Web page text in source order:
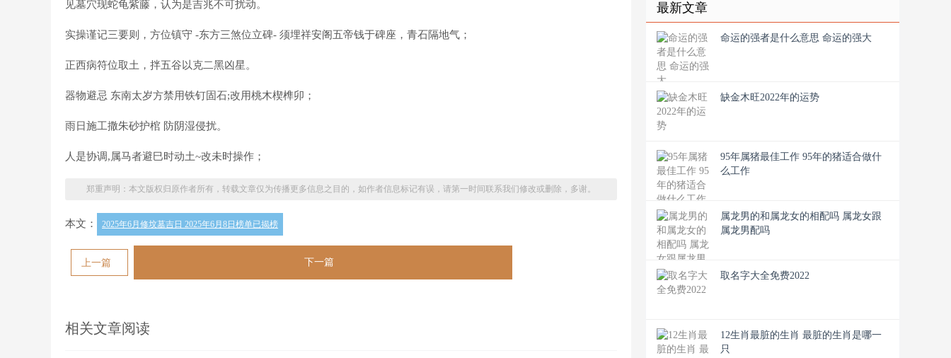
见墓穴现蛇龟紫藤，认为是吉兆不可扰动。
实操谨记三要则，方位镇守 -东方三煞位立碑- 须埋祥安阁五帝钱于碑座，青石隔地气；
正西病符位取土，拌五谷以克二黑凶星。
器物避忌 东南太岁方禁用铁钉固石;改用桃木楔榫卯；
雨日施工撒朱砂护棺 防阴湿侵扰。
人是协调,属马者避巳时动土~改未时操作；
郑重声明：本文版权归原作者所有，转载文章仅为传播更多信息之目的，如作者信息标记有误，请第一时间联系我们修改或删除，多谢。
本文： 2025年6月修坟墓吉日 2025年6月8日榜单已揭榜
上一篇 下一篇
相关文章阅读
最新文章
命运的强者是什么意思 命运的强大
缺金木旺2022年的运势
95年属猪最佳工作 95年的猪适合做什
么工作
属龙男的和属龙女的相配吗 属龙女跟
属龙男配吗
取名字大全免费2022
12生肖最脏的生肖 最脏的生肖是哪一
只